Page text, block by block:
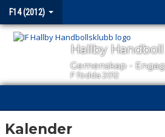
F14 (2012)
Hallby Handboll
Gemenskap -
F födda 2012
HEM
Kalender